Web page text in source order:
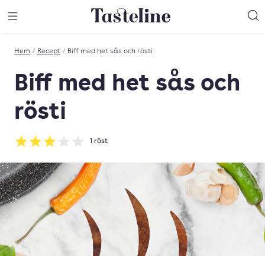
Till Tastelines startsida
Hem / Recept / Biff med het sås och rösti
Biff med het sås och
rösti
Betyg: 3 av 5
1 röst